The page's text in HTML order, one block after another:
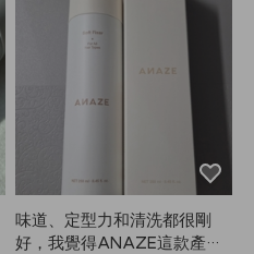
味道、定型力和清洗都很剛
好，我覺得ANAZE這款產品